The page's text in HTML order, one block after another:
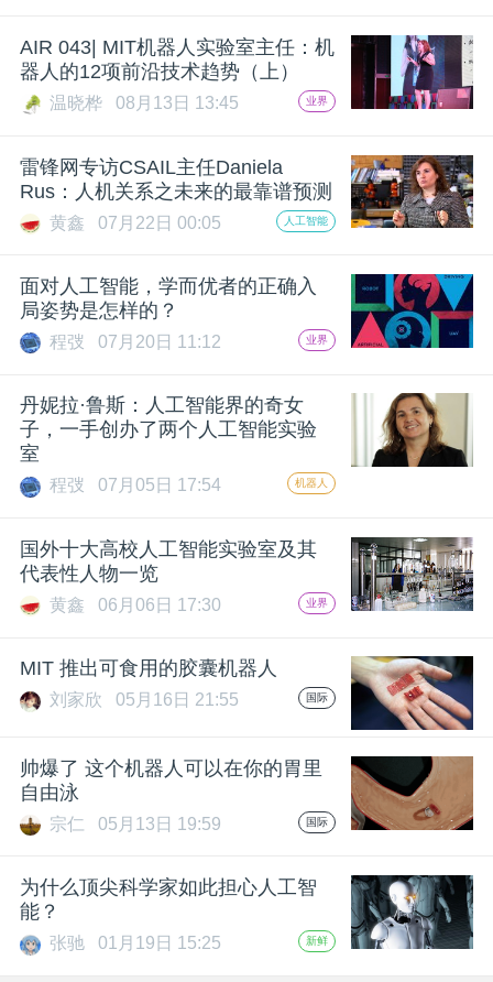
AIR 043| MIT机器人实验室主任：机
器人的12项前沿技术趋势（上）
温晓桦 08月13日 13:45 业界
雷锋网专访CSAIL主任Daniela
Rus：人机关系之未来的最靠谱预测
黄鑫 07月22日 00:05 人工智能
面对人工智能，学而优者的正确入
局姿势是怎样的？
程弢 07月20日 11:12 业界
丹妮拉·鲁斯：人工智能界的奇女
子，一手创办了两个人工智能实验
室
程弢 07月05日 17:54 机器人
国外十大高校人工智能实验室及其
代表性人物一览
黄鑫 06月06日 17:30 业界
MIT 推出可食用的胶囊机器人
刘家欣 05月16日 21:55 国际
帅爆了 这个机器人可以在你的胃里
自由泳
宗仁 05月13日 19:59 国际
为什么顶尖科学家如此担心人工智
能？
张驰 01月19日 15:25 新鲜